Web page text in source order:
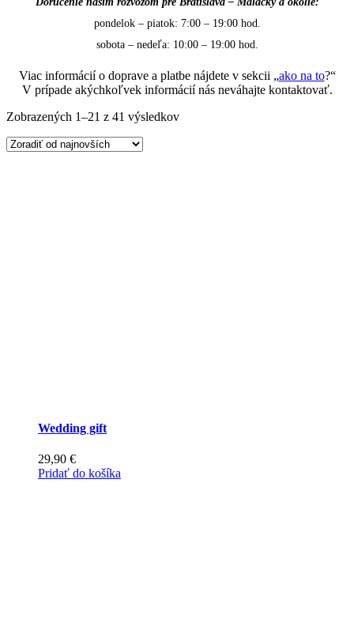
pondelok – piatok: 7:00 – 19:00 hod.
sobota – nedeľa: 10:00 – 19:00 hod.
Viac informácií o doprave a platbe nájdete v sekcii „ako na to?“
V prípade akýchkoľvek informácií nás neváhajte kontaktovať.
Zobrazených 1–21 z 41 výsledkovZoradené
Wedding gift
29,90 €
Pridať do košíka